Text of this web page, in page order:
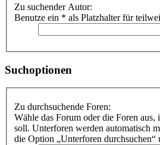
Zu suchender Autor:
Benutze ein * als Platzhalter für
Suchoptionen
Zu durchsuchende Foren:
Wähle das Forum oder die Foren aus,
soll. Unterforen werden automatisch
die Option „Unterforen durchsuchen“